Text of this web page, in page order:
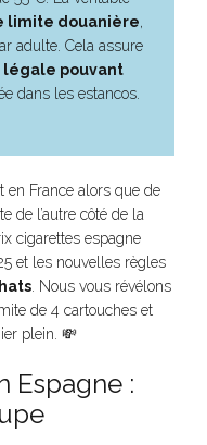
limite douanière,
adulte. Cela assure
pouvant
dans les estancos.
en France alors que de
de l’autre côté de la
cigarettes espagne
et les nouvelles règles
. Nous vous révélons
de 4 cartouches et
plein. 💸
Espagne :